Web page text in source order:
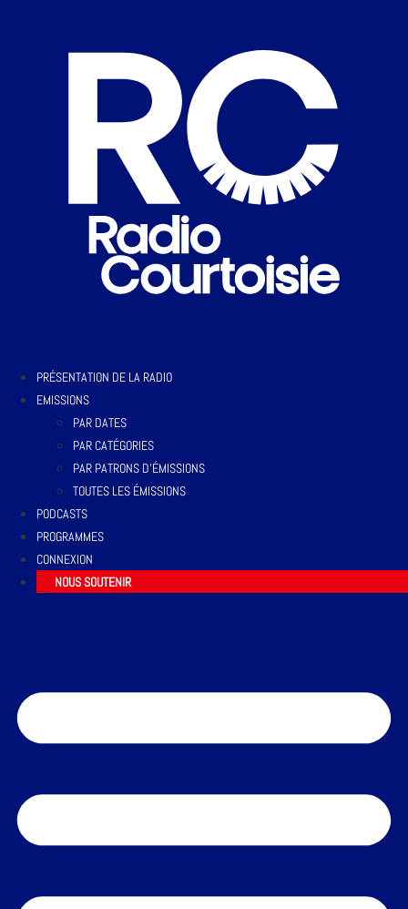
PRÉSENTATION DE LA RADIO
EMISSIONS
PAR DATES
PAR CATÉGORIES
PAR PATRONS D’ÉMISSIONS
TOUTES LES ÉMISSIONS
PODCASTS
PROGRAMMES
CONNEXION
NOUS SOUTENIR